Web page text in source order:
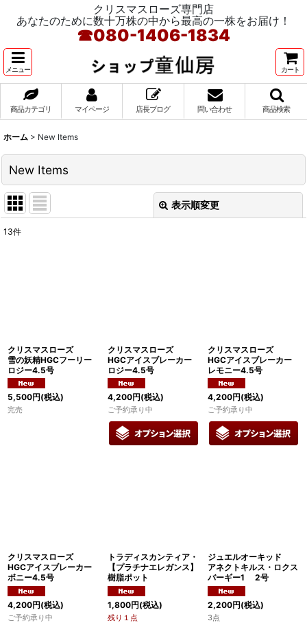
クリスマスローズ専門店
あなたのために数十万株の中から最高の一株をお届け！
☎080-1406-1834
メニュー カート
商品カテゴリ マイページ 店長ブログ 問い合わせ 商品検索
ホーム > New Items
New Items
表示順変更
絞り込む
13件
クリスマスローズ
雪の妖精HGCフーリー
ロジー4.5号
5,500円(税込)
完売
クリスマスローズ
HGCアイスブレーカー
ロジー4.5号
4,200円(税込)
ご予約承り中
クリスマスローズ
HGCアイスブレーカー
レモニー4.5号
4,200円(税込)
ご予約承り中
クリスマスローズ
HGCアイスブレーカー
ボニー4.5号
4,200円(税込)
ご予約承り中
トラディスカンティア・
【プラチナエレガンス】
樹脂ポット
1,800円(税込)
残り１点
ジュエルオーキッド
アネクトキルス・ロクス
バーギー1 2号
2,200円(税込)
3点